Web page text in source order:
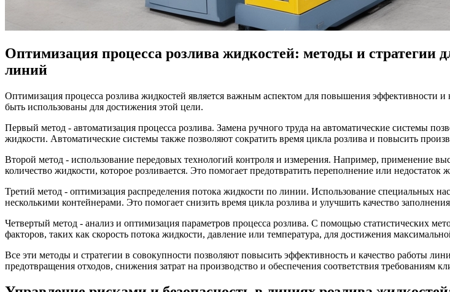
Оптимизация процесса розлива жидкостей: методы и
линий
Оптимизация процесса розлива жидкостей является важным аспектом для повышения эффективности и
быть использованы для достижения этой цели.
Первый метод - автоматизация процесса розлива. Замена ручного труда на автоматические системы
жидкости. Автоматические системы также позволяют сократить время цикла розлива и повысить
Второй метод - использование передовых технологий контроля и измерения. Например, применение
количество жидкости, которое розливается. Это помогает предотвратить переполнение или недостаток
Третий метод - оптимизация распределения потока жидкости по линии. Использование специальных
несколькими контейнерами. Это помогает снизить время цикла розлива и улучшить качество
Четвертый метод - анализ и оптимизация параметров процесса розлива. С помощью статистических
факторов, таких как скорость потока жидкости, давление или температура, для достижения
Все эти методы и стратегии в совокупности позволяют повысить эффективность и качество работы
предотвращения отходов, снижения затрат на производство и обеспечения соответствия требованиям